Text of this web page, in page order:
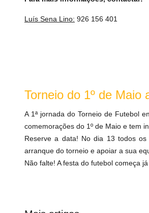
Luís Sena Lino: 926 156 401
Torneio do 1º de Maio
A 1ª jornada do Torneio de Futebol
comemorações do 1º de Maio e tem
Reserve a data! No dia 13 todos
arranque do torneio e apoiar a sua
Não falte! A festa do futebol começa